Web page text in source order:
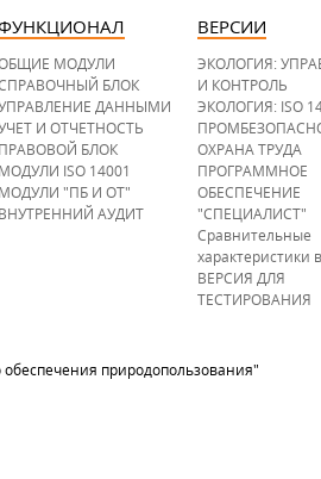
МОДУЛИ
БЛОК
ДАННЫМИ
И ОТЧЕТНОСТЬ
ПРАВОВОЙ БЛОК
МОДУЛИ ISO 14001
МОДУЛИ "ПБ И ОТ"
ВНУТРЕННИЙ АУДИТ
ВЕРСИИ
ЭКОЛОГИЯ:
И КОНТРОЛЬ
ЭКОЛОГИЯ: ISO
ОХРАНА ТРУДА
ПРОГРАММНОЕ
ОБЕСПЕЧЕНИЕ
"СПЕЦИАЛИСТ"
Сравнительные
характеристики
ВЕРСИЯ ДЛЯ
ТЕСТИРОВАНИЯ
природопользования"